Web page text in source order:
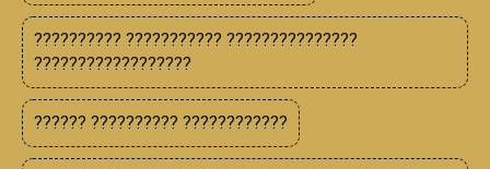
?????????? ??????????? ???????????????
??????????????????
?????? ?????????? ????????????